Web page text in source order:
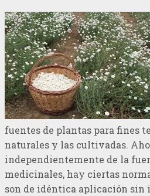
fuentes de plantas para fines
naturales y las cultivadas.
independientemente de la
medicinales, hay ciertas
son de idéntica aplicación sin